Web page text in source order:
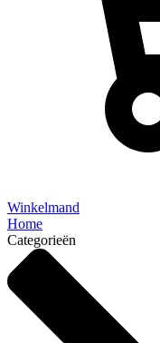
Winkelmand
Home
Categorieën